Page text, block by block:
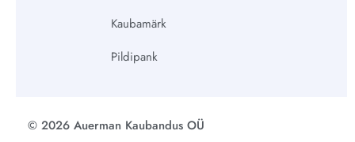
Kaubamärk
Pildipank
© 2026 Auerman Kaubandus OÜ